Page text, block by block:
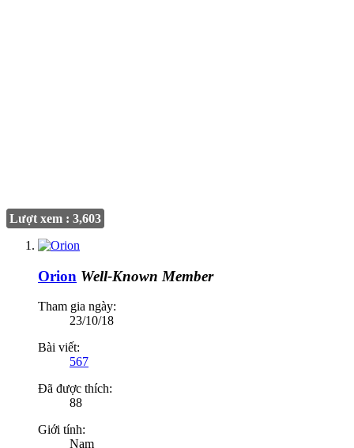
Lượt xem : 3,603
Orion Well-Known Member
Tham gia ngày:
23/10/18
Bài viết:
567
Đã được thích:
88
Giới tính:
Nam